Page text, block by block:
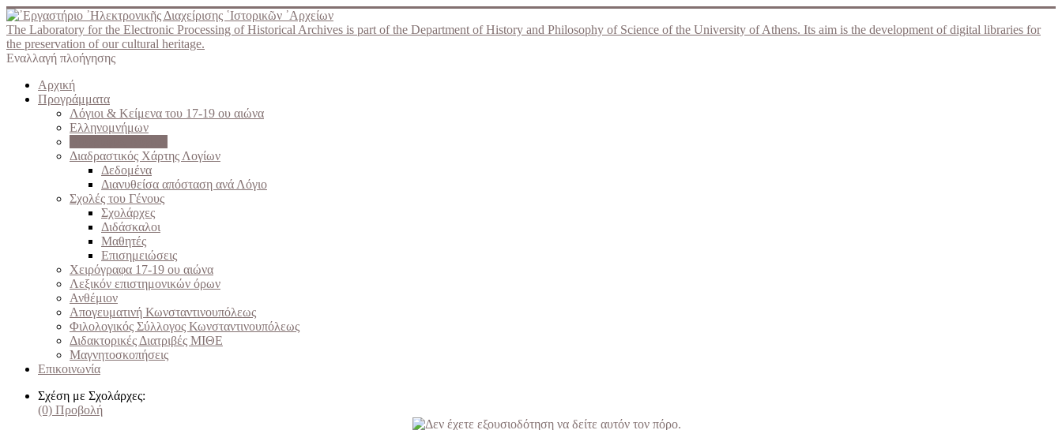
The Laboratory for the Electronic Processing of Historical Archives is part of the Department of History and Philosophy of Science of the University of Athens. Its aim is the development of digital libraries for
the preservation of our cultural heritage.
Εναλλαγή πλοήγησης
Αρχική
Προγράμματα
Λόγιοι & Κείμενα του 17-19 ου αιώνα
Ελληνομνήμων
Διαδραστικός Χάρτης Λογίων
Δεδομένα
Διανυθείσα απόσταση ανά Λόγιο
Σχολές του Γένους
Σχολάρχες
Διδάσκαλοι
Μαθητές
Επισημειώσεις
Χειρόγραφα 17-19 ου αιώνα
Λεξικόν επιστημονικών όρων
Ανθέμιον
Απογευματινή Κωνσταντινουπόλεως
Φιλολογικός Σύλλογος Κωνσταντινουπόλεως
Διδακτορικές Διατριβές ΜΙΘΕ
Μαγνητοσκοπήσεις
Επικοινωνία
Σχέση με Σχολάρχες:
(0) Προβολή